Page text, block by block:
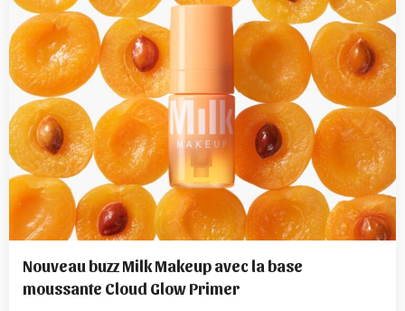
Nouveau buzz Milk Makeup avec la base
moussante Cloud Glow Primer